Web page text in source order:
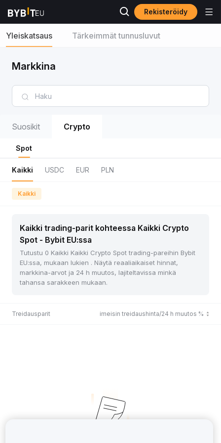
Rekisteröidy
Yleiskatsaus Tärkeimmät tunnusluvut
Markkina
Suosikit Crypto
Spot
Kaikki USDC EUR PLN
Kaikki
Kaikki trading-parit kohteessa Kaikki Crypto
Spot - Bybit EU:ssa
Tutustu 0 Kaikki Kaikki Crypto Spot trading-pareihin Bybit
EU:ssa, mukaan lukien . Näytä reaaliaikaiset hinnat,
markkina-arvot ja 24 h muutos, lajiteltavissa minkä
tahansa sarakkeen mukaan.
Treidausparit Viimeisin treidaushinta/24 h muutos %